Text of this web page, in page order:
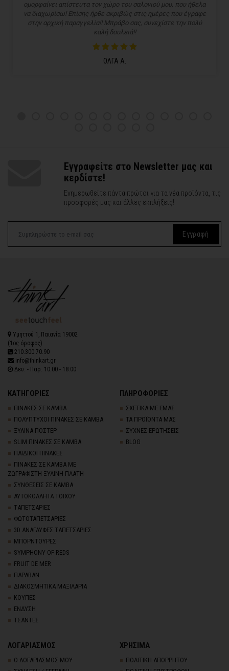
ομορφαίνει απίστευτα τον χώρο του σαλονιού μου, που ήθελα
να διαχωρίσω! Επίσης ήρθε ακριβώς στις ημέρες που έγραφε
στην αρχική παραγγελία!! Μπράβο σας, συνεχίστε την πολύ
καλή δουλειά!!
ΟΛΓΑ Α.
Εγγραφείτε στο Newsletter μας και
κερδίστε!
Ενημερωθείτε πάντα πρώτοι για τα νέα προϊόντα, τις
προσφορές μας και άλλες εκπλήξεις!
Εγγραφή
Υμηττού 1, Παιανία 19002
(1ος όροφος)
210.300.70.90
info@thinkart.gr
Δευ. - Παρ. 10:00 - 18:00
ΚΑΤΗΓΟΡΙΕΣ
ΠΙΝΑΚΕΣ ΣΕ ΚΑΜΒΑ
ΠΟΛΥΠΤΥΧΟΙ ΠΙΝΑΚΕΣ ΣΕ ΚΑΜΒΑ
ΞΥΛΙΝΑ ΠΟΣΤΕΡ
SLIM ΠΙΝΑΚΕΣ ΣΕ ΚΑΜΒΑ
ΠΑΙΔΙΚΟΙ ΠΙΝΑΚΕΣ
ΠΙΝΑΚΕΣ ΣΕ ΚΑΜΒΑ ΜΕ
ΖΩΓΡΑΦΙΣΤΗ ΞΥΛΙΝΗ ΠΛΑΤΗ
ΣΥΝΘΕΣΕΙΣ ΣΕ ΚΑΜΒΑ
ΑΥΤΟΚΟΛΛΗΤΑ ΤΟΙΧΟΥ
TΑΠΕΤΣΑΡΙΕΣ
ΦΩΤΟΤΑΠΕΤΣΑΡΙΕΣ
3D AΝΑΓΛΥΦΕΣ TΑΠΕΤΣΑΡΙΕΣ
ΜΠΟΡΝΤΟΥΡΕΣ
SYMPHONY OF REDS
FRUIT DE MER
ΠΑΡΑΒΑΝ
ΔΙΑΚΟΣΜΗΤΙΚΑ ΜΑΞΙΛΑΡΙΑ
ΚΟΥΠΕΣ
ΕΝΔΥΣΗ
ΤΣΑΝΤΕΣ
ΠΛΗΡΟΦΟΡΙΕΣ
ΣΧΕΤΙΚΑ ΜΕ ΕΜΑΣ
ΤΑ ΠΡΟΪΟΝΤΑ ΜΑΣ
ΣΥΧΝΕΣ ΕΡΩΤΗΣΕΙΣ
BLOG
ΛΟΓΑΡΙΑΣΜΟΣ
Ο ΛΟΓΑΡΙΑΣΜΟΣ ΜΟΥ
ΧΡΗΣΙΜΑ
ΠΟΛΙΤΙΚΗ ΑΠΟΡΡΗΤΟΥ